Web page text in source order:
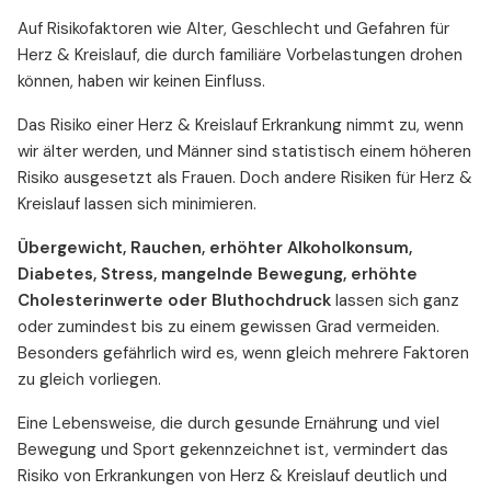
Auf Risikofaktoren wie Alter, Geschlecht und Gefahren für
Herz & Kreislauf, die durch familiäre Vorbelastungen drohen
können, haben wir keinen Einfluss.
Das Risiko einer Herz & Kreislauf Erkrankung nimmt zu, wenn
wir älter werden, und Männer sind statistisch einem höheren
Risiko ausgesetzt als Frauen. Doch andere Risiken für Herz &
Kreislauf lassen sich minimieren.
Übergewicht, Rauchen, erhöhter Alkoholkonsum,
Diabetes, Stress, mangelnde Bewegung, erhöhte
Cholesterinwerte oder Bluthochdruck lassen sich ganz
oder zumindest bis zu einem gewissen Grad vermeiden.
Besonders gefährlich wird es, wenn gleich mehrere Faktoren
zu gleich vorliegen.
Eine Lebensweise, die durch gesunde Ernährung und viel
Bewegung und Sport gekennzeichnet ist, vermindert das
Risiko von Erkrankungen von Herz & Kreislauf deutlich und